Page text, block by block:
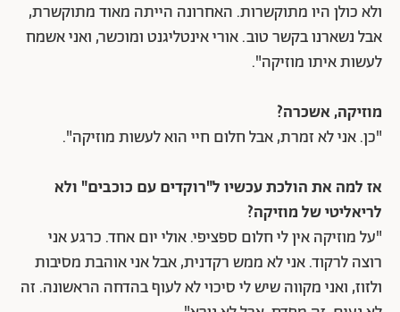
ולא כולן היו מתוקשרות. האחרונה הייתה מאוד מתוקשרת,
אבל נשארנו בקשר טוב. אורי אינטליגנט ומוכשר, ואני אשמח
לעשות איתו מוזיקה".
מוזיקה, אשכרה?
"כן. אני לא זמרת, אבל חלום חיי הוא לעשות מוזיקה".
אז למה את הולכת עכשיו ל"רוקדים עם כוכבים" ולא
לריאליטי של מוזיקה?
"על מוזיקה אין לי חלום ספציפי. אולי יום אחד. כרגע אני
רוצה לרקוד. אני לא ממש רקדנית, אבל אני אוהבת מסיבות
ולזוז, ואני מקווה שיש לי סיכוי לא לעוף בהדחה הראשונה. זה